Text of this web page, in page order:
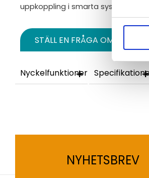
uppkoppling i smarta system.
STÄLL EN FRÅGA OM
Nyckelfunktioner
NYHETSBREV